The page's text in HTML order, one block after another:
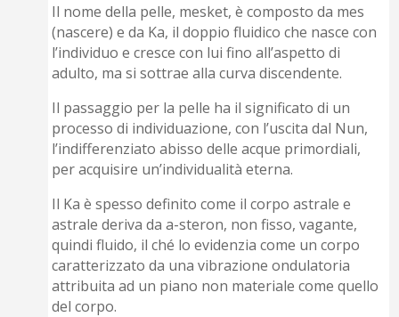
Il nome della pelle, mesket, è composto da mes
(nascere) e da Ka, il doppio fluidico che nasce con
l’individuo e cresce con lui fino all’aspetto di
adulto, ma si sottrae alla curva discendente.
Il passaggio per la pelle ha il significato di un
processo di individuazione, con l’uscita dal Nun,
l’indifferenziato abisso delle acque primordiali,
per acquisire un’individualità eterna.
Il Ka è spesso definito come il corpo astrale e
astrale deriva da a-steron, non fisso, vagante,
quindi fluido, il ché lo evidenzia come un corpo
caratterizzato da una vibrazione ondulatoria
attribuita ad un piano non materiale come quello
del corpo.